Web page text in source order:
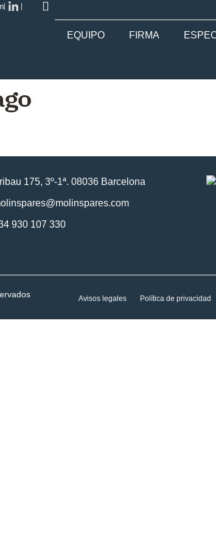
EQUIPO FIRMA
175, 3º-1ª. 08036 Barcelona
930 107 330
Avisos legales Política de privacidad